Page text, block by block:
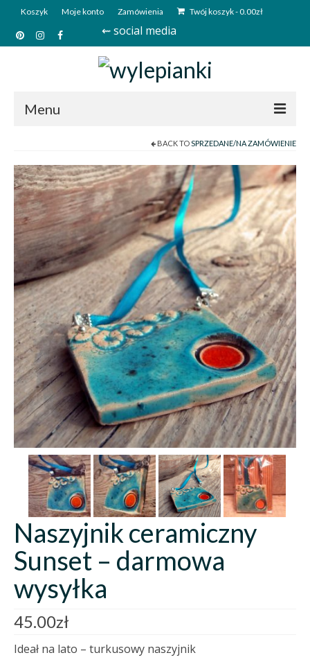
Koszyk Moje konto Zamówienia Twój koszyk-0.00zł
⇜ social media
Menu
Sklep
Kim jesteśmy?
Kontakt
Deutsch
BACK TOSPRZEDANE/NA ZAMÓWIENIE
Naszyjnik ceramiczny
Sunset – darmowa
wysyłka
45.00zł
Ideał na lato – turkusowy naszyjnik